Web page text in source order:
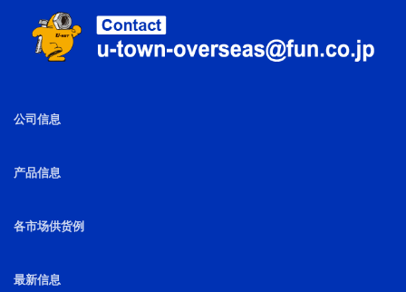
公司信息
产品信息
各市场供货例
最新信息